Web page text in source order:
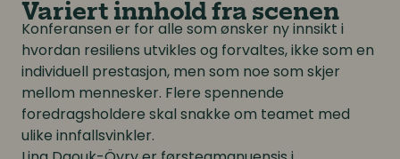
Variert innhold fra scenen
Konferansen er for alle som ønsker ny innsikt i
hvordan resiliens utvikles og forvaltes, ikke som en
individuell prestasjon, men som noe som skjer
mellom mennesker. Flere spennende
foredragsholdere skal snakke om teamet med
ulike innfallsvinkler.